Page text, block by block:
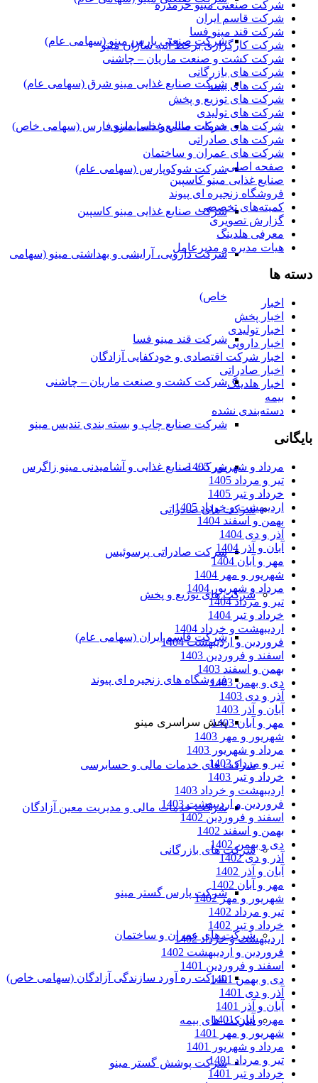
شرکت صنعتی پارس مینو (سهامی عام)
شرکت صنایع غذایی مینو شرق (سهامی عام)
شرکت صنایع غذایی مینو فارس (سهامی خاص)
شرکت شوکوپارس (سهامی عام)
شرکت صنایع غذایی مینو کاسپین
شرکت دارویی، آرایشی و بهداشتی مینو (سهامی
خاص)
شرکت قند مینو فسا
شرکت کشت و صنعت ماریان – چاشنی
شرکت صنایع چاپ و بسته بندی تندیس مینو
شرکت صنایع غذایی و آشامیدنی مینو زاگرس
شرکت های صادراتی
شرکت صادراتی پرسوئیس
شرکت های توزیع و پخش
شرکت قاسم ایران (سهامی عام)
فروشگاه های زنجیره ای پیوند
پخش سراسری مینو
شرکت های خدمات مالی و حسابرسی
شرکت خدمات مالی و مدیریت معین آزادگان
شرکت های بازرگانی
شرکت پارس گستر مینو
شرکت های عمران و ساختمان
شرکت ره آورد سازندگی آزادگان (سهامی خاص)
شرکت های بیمه
شرکت پوشش گستر مینو
شرکت صنعتی مینو خرمدره
شرکت قاسم ایران
شرکت قند مینو فسا
شرکت کارگزاری برخط آتیه سازان مینو
شرکت کشت و صنعت ماریان – چاشنی
شرکت های بازرگانی
شرکت های بیمه
شرکت های توزیع و پخش
شرکت های تولیدی
شرکت های خدمات مالی و حسابداری
شرکت های صادراتی
شرکت های عمران و ساختمان
صفحه اصلی
صنایع غذایی مینو کاسپین
فروشگاه زنجیره ای پیوند
کمیته‌های تخصصی
گزارش تصویری
معرفی هلدینگ
هیات مدیره و مدیرعامل
دسته ها
اخبار
اخبار پخش
اخبار تولیدی
اخبار دارویی
اخبار شرکت اقتصادی و خودکفایی آزادگان
اخبار صادراتی
اخبار هلدینگ
بیمه
دسته‌بندی نشده
بایگانی
مرداد و شهریور 1405
تیر و مرداد 1405
خرداد و تیر 1405
اردیبهشت و خرداد 1405
بهمن و اسفند 1404
آذر و دی 1404
آبان و آذر 1404
مهر و آبان 1404
شهریور و مهر 1404
مرداد و شهریور 1404
تیر و مرداد 1404
خرداد و تیر 1404
اردیبهشت و خرداد 1404
فروردین و اردیبهشت 1404
اسفند و فروردین 1403
بهمن و اسفند 1403
دی و بهمن 1403
آذر و دی 1403
آبان و آذر 1403
مهر و آبان 1403
شهریور و مهر 1403
مرداد و شهریور 1403
تیر و مرداد 1403
خرداد و تیر 1403
اردیبهشت و خرداد 1403
فروردین و اردیبهشت 1403
اسفند و فروردین 1402
بهمن و اسفند 1402
دی و بهمن 1402
آذر و دی 1402
آبان و آذر 1402
مهر و آبان 1402
شهریور و مهر 1402
تیر و مرداد 1402
خرداد و تیر 1402
اردیبهشت و خرداد 1402
فروردین و اردیبهشت 1402
اسفند و فروردین 1401
دی و بهمن 1401
آذر و دی 1401
آبان و آذر 1401
مهر و آبان 1401
شهریور و مهر 1401
مرداد و شهریور 1401
تیر و مرداد 1401
خرداد و تیر 1401